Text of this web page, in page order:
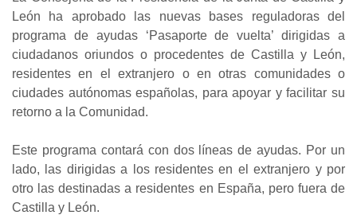
León ha aprobado las nuevas bases reguladoras del
programa de ayudas ‘Pasaporte de vuelta’ dirigidas a
ciudadanos oriundos o procedentes de Castilla y León,
residentes en el extranjero o en otras comunidades o
ciudades autónomas españolas, para apoyar y facilitar su
retorno a la Comunidad.
Este programa contará con dos líneas de ayudas. Por un
lado, las dirigidas a los residentes en el extranjero y por
otro las destinadas a residentes en España, pero fuera de
Castilla y León.